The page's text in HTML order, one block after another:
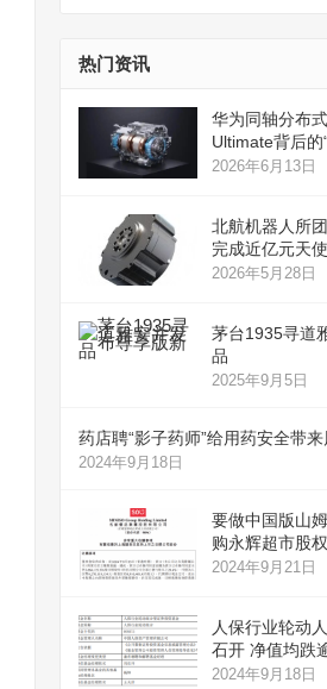
热门资讯
华为同轴分布
Ultimate背后的
2026年6月13日
北航机器人所
完成近亿元天
2026年5月28日
茅台1935寻道
品
2025年9月5日
药店聘“影子药师”给用药安全带
2024年9月18日
要做中国版山
购永辉超市股
2024年9月21日
人保行业轮动
石开 净值均跌
2024年9月18日